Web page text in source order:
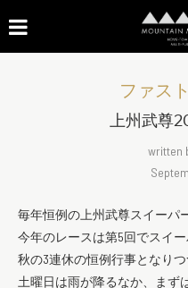
ファス
上州武尊
written
毎年恒例の上州武尊スイーパ
今年のレースは第5回でスイー
秋の3連休の恒例行事となりつ
土曜日は雨が降るなか、まず